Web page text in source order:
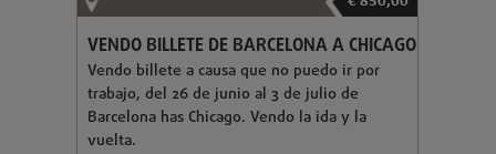
VENDO BILLETE DE BARCELONA A CHICAGO
Vendo billete a causa que no puedo ir por
trabajo, del 26 de junio al 3 de julio de
Barcelona has Chicago. Vendo la ida y la
vuelta.